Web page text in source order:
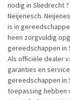
nodig in Sliedrecht
Neijenesch.
is in
heen zorgvuldig
gereedschappen in
Als officiële dealer
garanties en
gereedschappen in
toepassing hebben